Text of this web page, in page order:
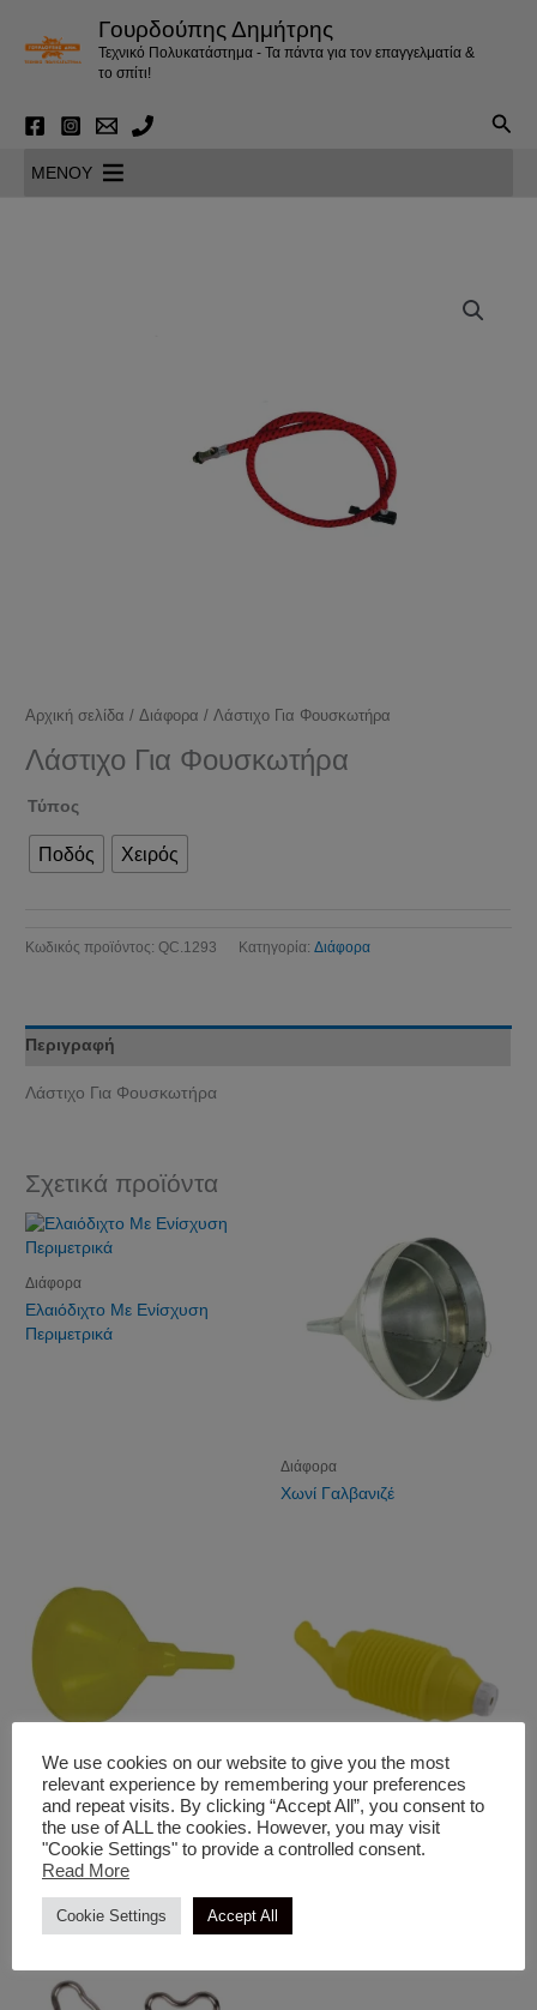
περιεχόμενο
Γουρδούπης Δημήτρης
Τεχνικό Πολυκατάστημα - Τα πάντα για τον επαγγελματία &
το σπίτι!
MENOY
Αρχική σελίδα /Διάφορα / Λάστιχο Για Φουσκωτήρα
Λάστιχο Για Φουσκωτήρα
Τύπος
Ποδός Χειρός
Κωδικός προϊόντος:QC.1293 Κατηγορία:Διάφορα
Περιγραφή
Λάστιχο Για Φουσκωτήρα
Σχετικά προϊόντα
Διάφορα
Ελαιόδιχτο Με Ενίσχυση
Περιμετρικά
Διάφορα
Χωνί Γαλβανιζέ
Διάφορα
Χωνί Γίγας
Διάφορα
Φυσερό Πλαστικό Μικρό
We use cookies on our website to give you the most
relevant experience by remembering your preferences
and repeat visits. By clicking “Accept All”, you consent to
the use of ALL the cookies. However, you may visit
"Cookie Settings" to provide a controlled consent.
Read More
Cookie Settings Accept All